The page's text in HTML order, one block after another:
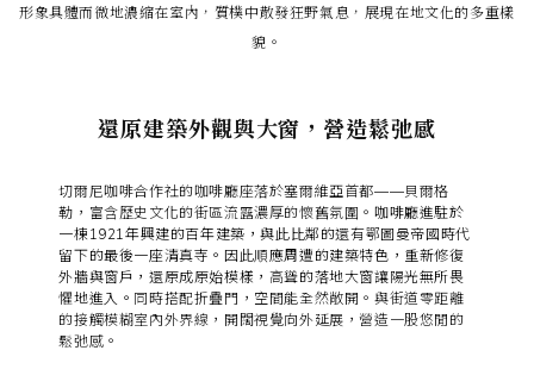
形象具體而微地濃縮在室內，質樸中散發狂野氣息，展現在地文化的多重樣
貌。
還原建築外觀與大窗，營造鬆弛感
切爾尼咖啡合作社的咖啡廳座落於塞爾維亞首都——貝爾格
勒，富含歷史文化的街區流露濃厚的懷舊氛圍。 咖啡廳進駐於
一棟1921年興建的百年建築，與此比鄰的還有鄂圖曼帝國時代
留下的最後一座清真寺。因此順應周遭的建築特色，重新修復
外牆與窗戶，還原成原始模樣，高聳的落地大窗讓陽光無所畏
懼地進入。 同時搭配折疊門，空間能全然敞開。與街道零距離
的接觸模糊室內外界線，開闊視覺向外延展，營造一股悠閒的
鬆弛感。